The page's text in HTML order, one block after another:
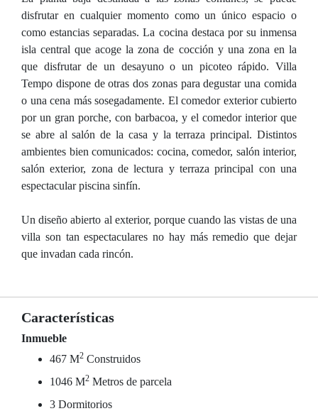
disfrutar en cualquier momento como un único espacio o
como estancias separadas. La cocina destaca por su inmensa
isla central que acoge la zona de cocción y una zona en la
que disfrutar de un desayuno o un picoteo rápido. Villa
Tempo dispone de otras dos zonas para degustar una comida
o una cena más sosegadamente. El comedor exterior cubierto
por un gran porche, con barbacoa, y el comedor interior que
se abre al salón de la casa y la terraza principal. Distintos
ambientes bien comunicados: cocina, comedor, salón interior,
salón exterior, zona de lectura y terraza principal con una
espectacular piscina sinfín.
Un diseño abierto al exterior, porque cuando las vistas de una
villa son tan espectaculares no hay más remedio que dejar
que invadan cada rincón.
Características
Inmueble
467 M2 Construidos
1046 M2 Metros de parcela
3 Dormitorios